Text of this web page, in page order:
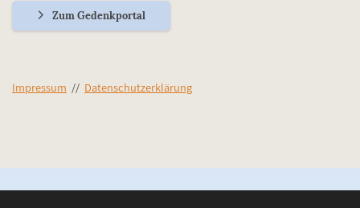
Zum Gedenkportal
Impressum // Datenschutzerklärung